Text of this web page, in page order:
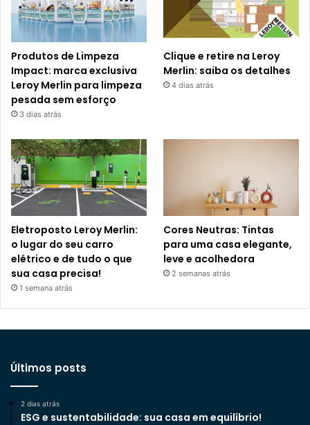
Produtos de Limpeza
Impact: marca exclusiva
Leroy Merlin para limpeza
pesada sem esforço
3 dias atrás
Clique e retire na Leroy
Merlin: saiba os detalhes
4 dias atrás
Eletroposto Leroy Merlin:
o lugar do seu carro
elétrico e de tudo o que
sua casa precisa!
1 semana atrás
Cores Neutras: Tintas
para uma casa elegante,
leve e acolhedora
2 semanas atrás
Últimos posts
2 dias atrás
ESG e sustentabilidade: sua casa em equilíbrio!